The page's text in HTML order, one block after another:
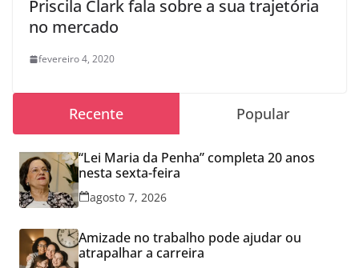
Priscila Clark fala sobre a sua trajetória
no mercado
fevereiro 4, 2020
Recente Popular
“Lei Maria da Penha” completa 20 anos
nesta sexta-feira
agosto 7, 2026
Amizade no trabalho pode ajudar ou
atrapalhar a carreira